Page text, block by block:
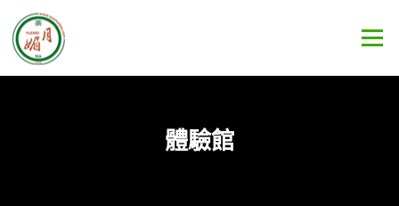
content
Menu
體驗館